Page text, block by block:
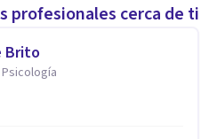
profesionales cerca de ti
Brito